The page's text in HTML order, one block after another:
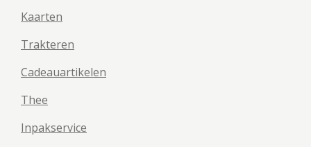
Kaarten
Trakteren
Cadeauartikelen
Thee
Inpakservice